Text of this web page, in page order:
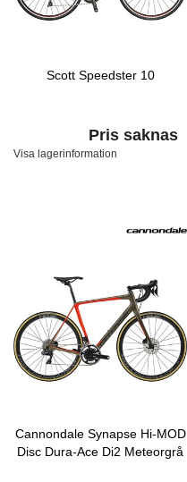
Scott Speedster 10
Pris saknas
Visa lagerinformation
Cannondale Synapse Hi-MOD
Disc Dura-Ace Di2 Meteorgrå